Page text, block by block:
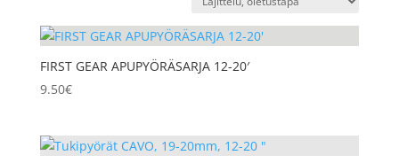
FIRST GEAR APUPYÖRÄSARJA 12-20′
9.50€